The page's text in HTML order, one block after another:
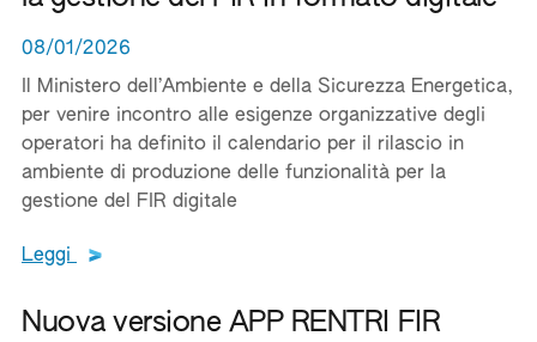
08/01/2026
Il Ministero dell’Ambiente e della Sicurezza Energetica,
per venire incontro alle esigenze organizzative degli
operatori ha definito il calendario per il rilascio in
ambiente di produzione delle funzionalità per la
gestione del FIR digitale
Leggi Leggi tutto il testo del documento
Nuova versione APP RENTRI FIR